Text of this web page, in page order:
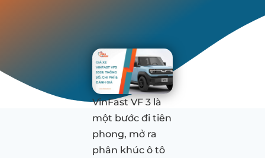
VinFast VF 3 là
một bước đi tiên
phong, mở ra
phân khúc ô tô